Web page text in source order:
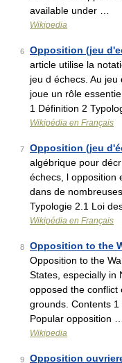
available under …
Wikipedia
6 Opposition (jeu
article utilise la
jeu d échecs. Au
joue un rôle
1 Définition 2
Wikipédia en Français
7 Opposition (jeu
algébrique pour
échecs, l opposition
dans de
Typologie 2.1 Loi
Wikipédia en Français
8 Opposition to the
Opposition to the
States, especially in
opposed the conflict
grounds. Contents
Popular opposition …
Wikipedia
9 Opposition